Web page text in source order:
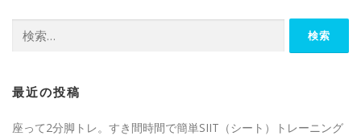
最近の投稿
座って2分脚トレ。すき間時間で簡単SIIT（シート）トレーニング